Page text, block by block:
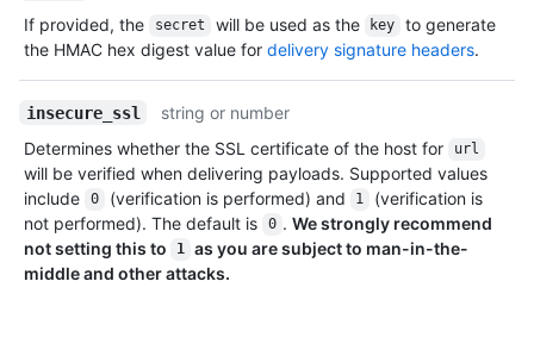
If provided, the
secret will be used as the key
to generate
the HMAC hex digest value for delivery signature headers.
insecure_ssl
string or number
Determines whether the SSL certificate of the host for
url
will be verified when delivering payloads. Supported values
include
0 (verification is performed) and 1
(verification is
not performed). The default is
0 . We strongly recommend
not setting this to
1 as you are subject to man-in-the-
middle and other attacks.